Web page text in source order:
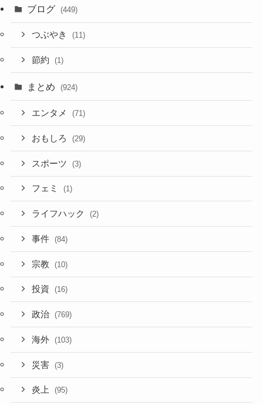
ブログ (449)
つぶやき (11)
節約 (1)
まとめ (924)
エンタメ (71)
おもしろ (29)
スポーツ (3)
フェミ (1)
ライフハック (2)
事件 (84)
宗教 (10)
投資 (16)
政治 (769)
海外 (103)
災害 (3)
炎上 (95)